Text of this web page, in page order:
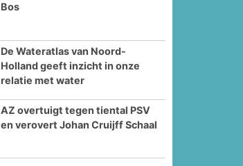
Bos
De Wateratlas van Noord-
Holland geeft inzicht in onze
relatie met water
AZ overtuigt tegen tiental PSV
en verovert Johan Cruijff Schaal